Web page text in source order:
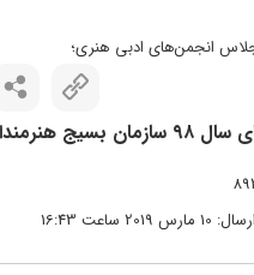
انجمن‌های ادبی هنری؛
هنرمندان
ساعت 16:43